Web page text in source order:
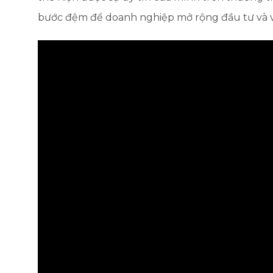
bước đệm để doanh nghiệp mở rộng đầu tư và